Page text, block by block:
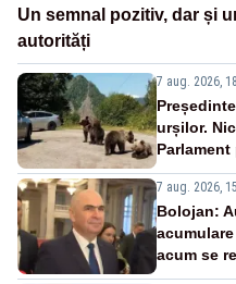
Un semnal pozitiv, dar și
autorități
7 aug. 2026,
urșilor.
7 aug. 2026,
Bolojan:
acum se